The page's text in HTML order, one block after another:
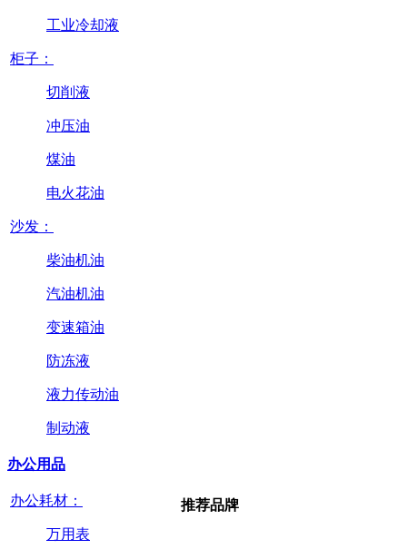
工业冷却液
柜子：
切削液
冲压油
煤油
电火花油
沙发：
柴油机油
汽油机油
变速箱油
防冻液
液力传动油
制动液
办公用品
办公耗材：
万用表
推荐品牌